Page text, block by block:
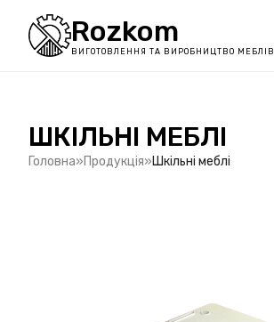
Rozkom
ВИГОТОВЛЕННЯ ТА ВИРОБНИЦТВО МЕБЛІВ
ШКІЛЬНІ МЕБЛІ
Головна Продукція Шкільні меблі